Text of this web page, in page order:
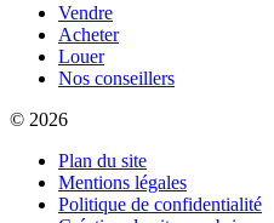
Vendre
Acheter
Louer
Nos conseillers
© 2026
Plan du site
Mentions légales
Politique de confidentialité